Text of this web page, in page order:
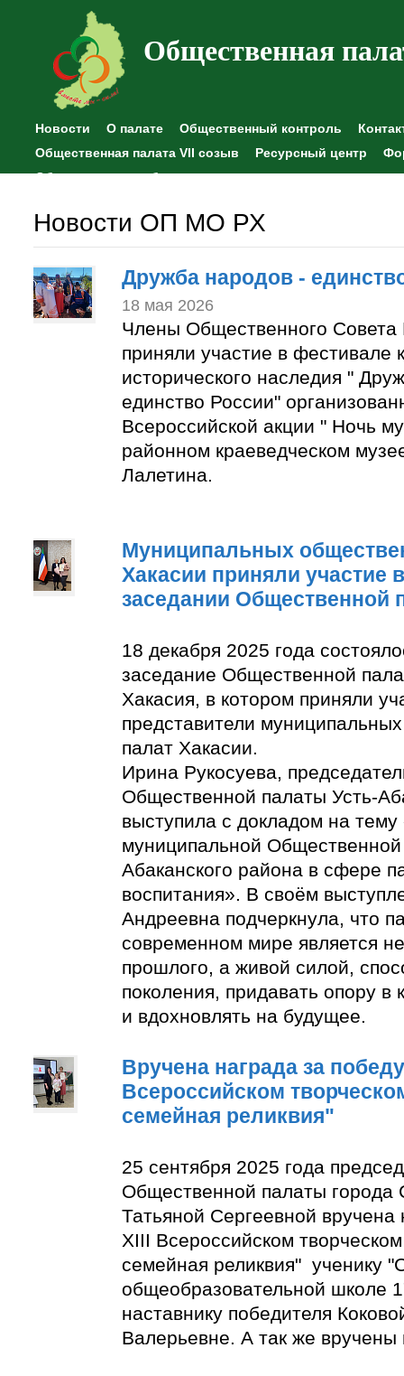
Общественная
Новости О палате Общественный контроль
Общественная палата VII созыв
Ресурсный центр
Общественные наблюдения
Новости ОП МО РХ
Дружба народов -
18 мая 2026
Члены Общественного Совета
приняли участие в фестивале
исторического наследия "
единство России"
Всероссийской акции " Ночь
районном краеведческом
Лалетина.
Муниципальных
Хакасии приняли участие
заседании Общественной
18 декабря 2025 года
заседание Общественной
Хакасия, в котором приняли
представители
палат Хакасии.
Ирина Рукосуева,
Общественной палаты Усть-
выступила с докладом на
муниципальной
Абаканского района в сфере
воспитания». В своём
Андреевна подчеркнула, что
современном мире является
прошлого, а живой силой,
поколения, придавать опору в
и вдохновлять на будущее.
Вручена награда за
Всероссийском
семейная реликвия"
25 сентября 2025 года
Общественной палаты города
Татьяной Сергеевной вручена
XIII Всероссийском
семейная реликвия" ученику
общеобразовательной школе
наставнику победителя
Валерьевне. А так же вручены